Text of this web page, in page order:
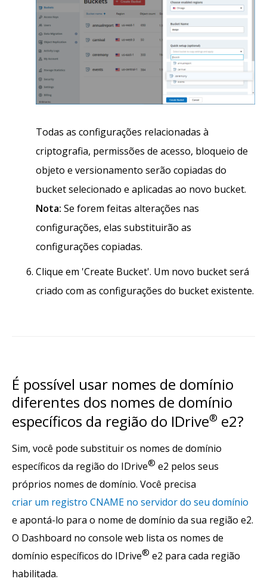
Todas as configurações relacionadas à
criptografia, permissões de acesso, bloqueio de
objeto e versionamento serão copiadas do
bucket selecionado e aplicadas ao novo bucket.
Nota: Se forem feitas alterações nas
configurações, elas substituirão as
configurações copiadas.
Clique em 'Create Bucket'. Um novo bucket será
criado com as configurações do bucket existente.
É possível usar nomes de domínio
diferentes dos nomes de domínio
específicos da região do IDrive® e2?
Sim, você pode substituir os nomes de domínio
específicos da região do IDrive® e2 pelos seus
próprios nomes de domínio. Você precisa
criar um registro CNAME no servidor do seu domínio
e apontá-lo para o nome de domínio da sua região e2.
O Dashboard no console web lista os nomes de
domínio específicos do IDrive® e2 para cada região
habilitada.